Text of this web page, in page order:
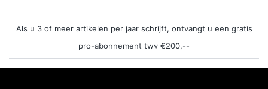
Als u 3 of meer artikelen per jaar schrijft, ontvangt u een gratis
pro-abonnement twv €200,--